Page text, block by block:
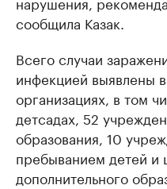
сообщила Казак.
Всего случаи
инфекцией выявлены
организациях, в том
детсадах, 52
образования, 10
пребыванием детей и
дополнительного